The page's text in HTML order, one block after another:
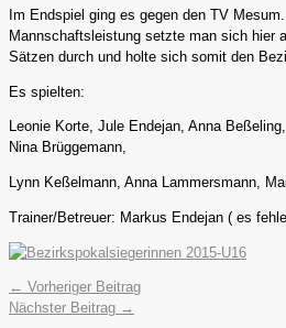
Im Endspiel ging es gegen den TV
Mannschaftsleistung setzte man sich hier
Sätzen durch und holte sich somit den
Es spielten:
Leonie Korte, Jule Endejan, Anna
Nina Brüggemann,
Lynn Keßelmann, Anna Lammersmann,
Trainer/Betreuer: Markus Endejan ( es
← Vorheriger Beitrag
Nächster Beitrag →